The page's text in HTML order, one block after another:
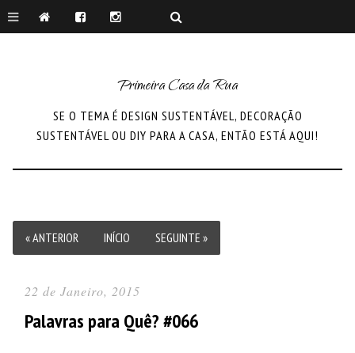
Primeira Casa da Rua
SE O TEMA É DESIGN SUSTENTÁVEL, DECORAÇÃO
SUSTENTÁVEL OU DIY PARA A CASA, ENTÃO ESTÁ AQUI!
« ANTERIOR INÍCIO SEGUINTE »
22 de Janeiro, 2015
Palavras para Quê? #066